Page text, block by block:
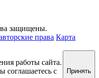
защищены.
права Карта
работы сайта.
соглашаетесь с
Принять